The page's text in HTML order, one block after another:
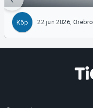
Köp 22 jun 2026, Örebro